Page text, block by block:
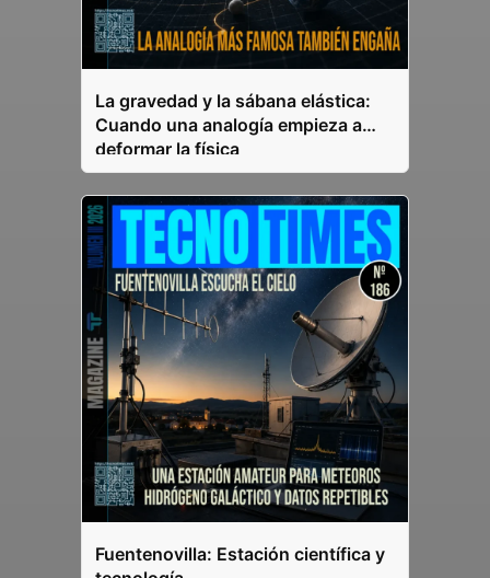
La gravedad y la sábana elástica:
Cuando una analogía empieza a
deformar la física
Fuentenovilla: Estación científica y